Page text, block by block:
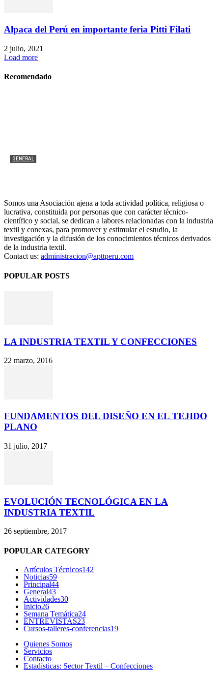
Alpaca del Perú en importante feria Pitti Filati
2 julio, 2021
Load more
Recomendado
GENERAL
Somos una Asociación ajena a toda actividad política, religiosa o
lucrativa, constituida por personas que con carácter técnico-
científico y social, se dedican a labores relacionadas con la industria
textil y conexas, para promover y estimular el estudio, la
investigación y la difusión de los conocimientos técnicos derivados
de la industria textil.
Contact us: administracion@apttperu.com
POPULAR POSTS
LA INDUSTRIA TEXTIL Y CONFECCIONES
22 marzo, 2016
FUNDAMENTOS DEL DISEÑO EN EL TEJIDO
PLANO
31 julio, 2017
EVOLUCIÓN TECNOLÓGICA EN LA
INDUSTRIA TEXTIL
26 septiembre, 2017
POPULAR CATEGORY
Artículos Técnicos142
Noticias59
Principal44
General43
Actividades30
Inicio26
Semana Temática24
ENTREVISTAS23
Cursos-talleres-conferencias19
Quienes Somos
Servicios
Contacto
Estadísticas: Sector Textil – Confecciones